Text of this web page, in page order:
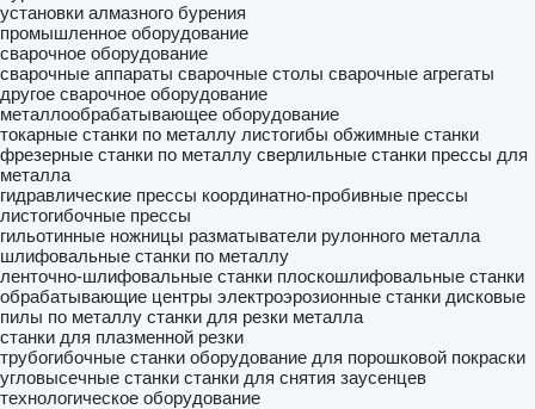
установки алмазного бурения
промышленное оборудование
сварочное оборудование
сварочные аппараты сварочные столы сварочные агрегаты
другое сварочное оборудование
металлообрабатывающее оборудование
токарные станки по металлу листогибы обжимные станки
фрезерные станки по металлу сверлильные станки прессы для
металла
гидравлические прессы координатно-пробивные прессы
листогибочные прессы
гильотинные ножницы разматыватели рулонного металла
шлифовальные станки по металлу
ленточно-шлифовальные станки плоскошлифовальные станки
обрабатывающие центры электроэрозионные станки дисковые
пилы по металлу станки для резки металла
станки для плазменной резки
трубогибочные станки оборудование для порошковой покраски
угловысечные станки станки для снятия заусенцев
технологическое оборудование